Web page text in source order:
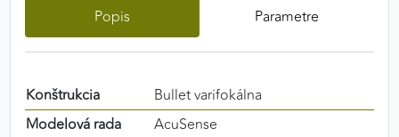
Popis Parametre
Konštrukcia
Bullet varifokálna
Modelová rada
AcuSense
výkon a funkčnosť našich stránok.
Poskytovateľ: Google